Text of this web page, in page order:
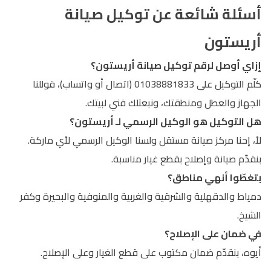
أسئلة شائعة عن توكيل صيانة
أريستون
إزاي أوصل لرقم توكيل صيانة أريستون؟
كلّم التوكيل على 01038881833 (اتصال أو واتساب)، قوللنا
الجهاز والعطل ومنطقتك، ونبعتلك فني لبيتك.
هل التوكيل هو الوكيل الرسمي لـ أريستون؟
لأ، إحنا مركز صيانة مستقل ولسنا الوكيل الرسمي لأي ماركة.
بنقدّم صيانة وإصلاح بقطع غيار مناسبة.
بتغطّوا أنهي مناطق؟
دمياط والدقهلية والشرقية والغربية والمنوفية والبحيرة وكفر
الشيخ.
في ضمان على الإصلاح؟
أيوه، بنقدّم ضمان مكتوب على قطع الغيار وعلى الإصلاح.